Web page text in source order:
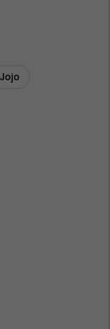
Jojo